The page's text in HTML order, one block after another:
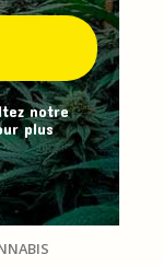
notre
plus